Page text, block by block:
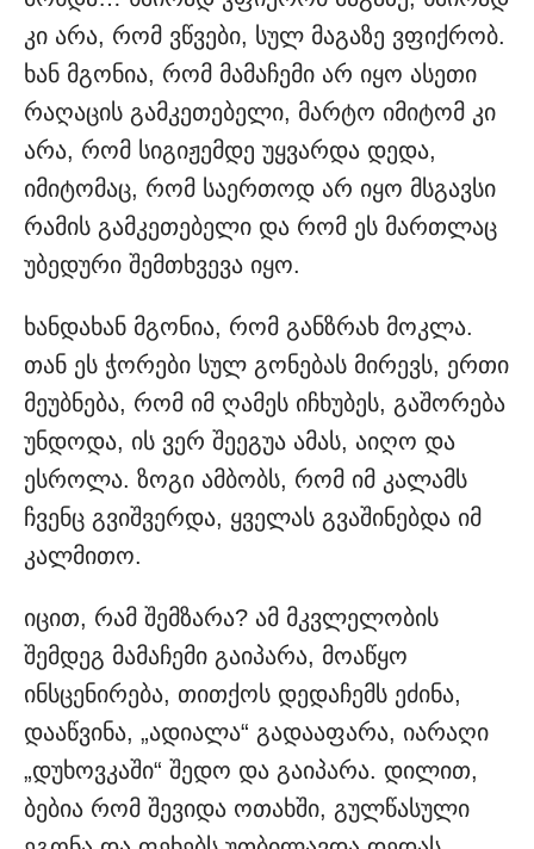
კი არა, რომ ვწვები, სულ მაგაზე ვფიქრობ.
ხან მგონია, რომ მამა­ჩემი არ იყო ასეთი
რაღაცის გამკეთებელი, მარტო იმიტომ კი
არა, რომ სიგიჟემდე უყვარდა დედა,
იმიტომაც, რომ საერთოდ არ იყო მსგავსი
რამის გამკეთებელი და რომ ეს მართლაც
უბედური შე­მთხვევა იყო.
ხანდახან მგონია, რომ განზრახ მოკლა.
თან ეს ჭო­რები სულ გონებას მირევს, ერთი
მეუბნება, რომ იმ ღამეს იჩხუბეს, გაშორება
უნდოდა, ის ვერ შეეგ­უა ამას, აიღო და
ესროლა. ზო­გი ამბობს, რომ იმ კალამს
ჩვენც გვიშვერდა, ყველას გვაშინებდა იმ
კალმითო.
იცით, რამ შემზარა? ამ მკვლელობის
შემდეგ მამაჩემი გაიპარა, მოაწ­ყო
ინსცენირება, თითქოს დედაჩემს ეძინა,
დააწვინა, „ადიალა“ გადააფარა, იარაღი
„დუხოვკაში“ შედო და გაიპარა. დილით,
ბებია რომ შევიდა ოთახში, გულწასული